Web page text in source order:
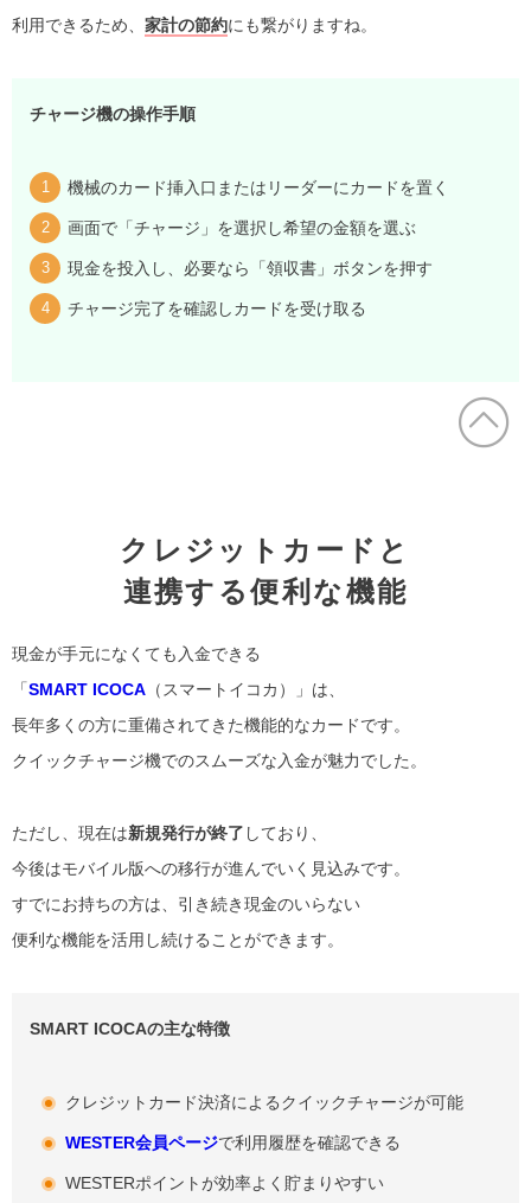
利用できるため、 家計の節約にも繋がりますね。
チャージ機の操作手順
機械のカード挿入口またはリーダーにカードを置く
画面で「チャージ」を選択し希望の金額を選ぶ
現金を投入し、必要なら「領収書」ボタンを押す
チャージ完了を確認しカードを受け取る
クレジットカードと
連携する便利な機能
現金が手元になくても入金できる
「SMART ICOCA （スマートイコカ）」は、
長年多くの方に重備されてきた機能的なカードです。
クイックチャージ機でのスムーズな入金が魅力でした。
ただし、現在は新規発行が終了 しており、
今後はモバイル版への移行が進んでいく見込みです。
すでにお持ちの方は、引き続き現金のいらない
便利な機能を活用し続けることができます。
SMART ICOCAの主な特徴
クレジットカード決済によるクイックチャージが可能
WESTER会員ページで利用履歴を確認できる
WESTERポイントが効率よく貯まりやすい